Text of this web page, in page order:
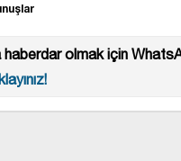
olmak için